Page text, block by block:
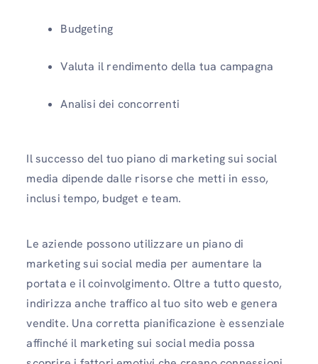
Budgeting
Valuta il rendimento della tua campagna
Analisi dei concorrenti
Il successo del tuo piano di marketing sui social
media dipende dalle risorse che metti in esso,
inclusi tempo, budget e team.
Le aziende possono utilizzare un piano di
marketing sui social media per aumentare la
portata e il coinvolgimento. Oltre a tutto questo,
indirizza anche traffico al tuo sito web e genera
vendite. Una corretta pianificazione è essenziale
affinché il marketing sui social media possa